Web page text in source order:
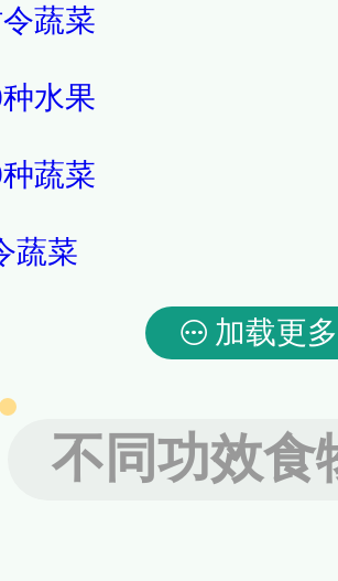
蔬菜
水果
蔬菜
蔬菜
加载更多
不同功效食